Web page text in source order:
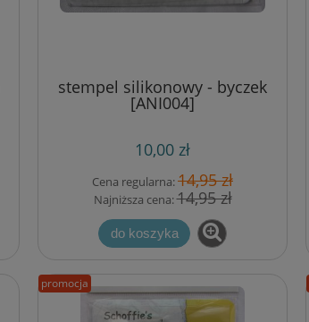
stempel silikonowy - byczek
[ANI004]
10,00 zł
Cena regularna:14,95 zł
Najniższa cena:14,95 zł
do koszyka
promocja